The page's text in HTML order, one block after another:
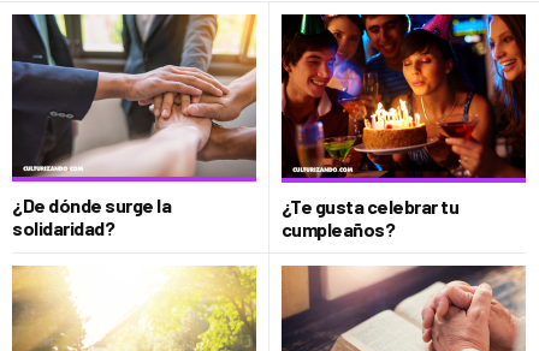
CIENCIA Y TECNOLOGÍA
SOCIEDAD
CULTURIZANDO.COM
¿De dónde surge la
solidaridad?
¿Te gusta celebrar tu
cumpleaños?